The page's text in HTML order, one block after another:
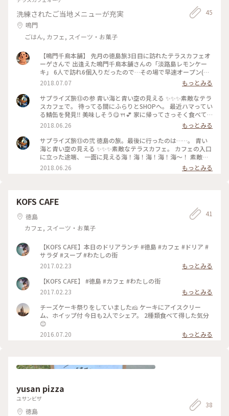
洗練されたご当地メニューが充実
鳴門
ごはん, カフェ, スイーツ・お菓子
45
【鳴門千鳥本舗】 先月の徳島旅3日目に訪れたテラスカフェオ
ーゲさんで 出逢えた鳴門千鳥本舗さんの「淡路島レモンケー
キ」 6人で訪れ6個入りだったので…その場で早速オープン(笑)
そしてキレイな海をバックに撮影出来ることなんて 滅多に無
いと思い…空いている席をチョット拝借（^人^） パッケージ
には「Shin」の文字_φ(･_･ 神戸・三宮で有名な「ファクトリ
ー・シン」さんの 製造工場で生産されていると知り美味しい
予感☆ 液鶏卵に加え液卵黄も使用しているからか 生地は黄色
味が強い バター・アーモンドピール・🍋ジャム効果でしっと
り(๑˃̵ᴗ˂̵) ジャムに残る🍋皮で爽やかな香りの美味しい🍋ケー
キ☆ この場をお借りし…今回☔️被害を受けた方々に 一日も早
く平穏な日々の生活が戻りますよう これ以上被害が拡大しま
せぬよう願っております （🍋ケーキシリーズ:102） #レモンケ
ーキ #レモンケーキシリーズ #夏色さがし #d-maruレモンケー
キ図鑑
2018.07.07
もっとみる
サプライズ旅⑬の参 青い海と青い空の見える ✨✨✨素敵なテラ
スカフェで。 待ってる間にふらりとSHOPへ。 最近ハマってい
る鯖缶を発見‼️ 美味しそう😋🍴💕 家に帰ってさっそく食べて
みたら、すんごく 旨い！マジ旨！美味しかったです😋 もう少
し買えばよかったと……後悔中。 happyさん、また行きます‼️
その時に、買います‼️ #ことりっぷ徳島
2018.06.26
もっとみる
サプライズ旅⑬の弐 徳島の旅。最後に行ったのは……。 青い
海と青い空の見える ✨✨✨素敵なテラスカフェ。 カフェの入口
に立った途端、 一面に見える海！海！海！海！海～！ 素敵す
ぎる～と眺めていたら５人が居ない‼️ 振り向くと 美味しそうな
ケーキを選びに向かって颯爽と。 あまりにも帰ってこないの
っぷ徳島#おやつの時間#夏色さがし
2018.06.26 もっとみる
KOFS CAFE
徳島
カフェ, スイーツ・お菓子
41
【KOFS CAFE】本日のドリアランチ #徳島 #カフェ #ドリア #
サラダ #スープ #わたしの街
2017.02.23
もっとみる
【KOFS CAFE】 #徳島 #カフェ #わたしの街
2017.02.23
もっとみる
チーズケーキ祭りをしていました🧀 ケーキにアイスクリー
ム、ホイップ付 今日も2人でシェア。 2種類食べて得した気分
😊
2016.07.20
もっとみる
yusan pizza
ユサンビザ
徳島
38